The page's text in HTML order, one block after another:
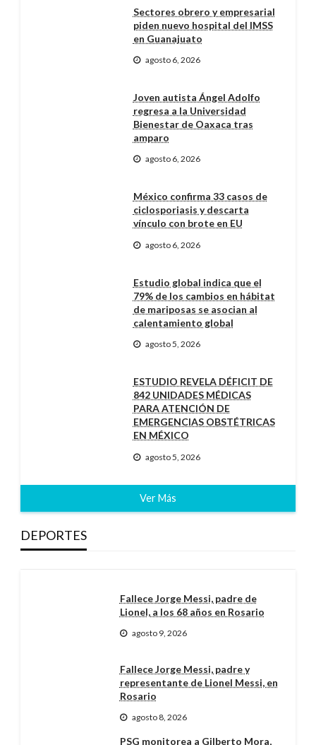
Sectores obrero y empresarial
piden nuevo hospital del IMSS
en Guanajuato
agosto 6, 2026
Joven autista Ángel Adolfo
regresa a la Universidad
Bienestar de Oaxaca tras
amparo
agosto 6, 2026
México confirma 33 casos de
ciclosporiasis y descarta
vínculo con brote en EU
agosto 6, 2026
Estudio global indica que el
79% de los cambios en hábitat
de mariposas se asocian al
calentamiento global
agosto 5, 2026
ESTUDIO REVELA DÉFICIT DE
842 UNIDADES MÉDICAS
PARA ATENCIÓN DE
EMERGENCIAS OBSTÉTRICAS
EN MÉXICO
agosto 5, 2026
Ver Más
DEPORTES
Fallece Jorge Messi, padre de
Lionel, a los 68 años en Rosario
agosto 9, 2026
Fallece Jorge Messi, padre y
representante de Lionel Messi, en
Rosario
agosto 8, 2026
PSG monitorea a Gilberto Mora,